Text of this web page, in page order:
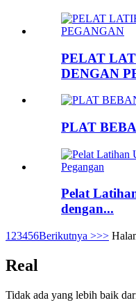
PELAT
DENGAN
PLAT
Pelat
dengan...
1 23456Berikutnya >>>
Real
Tidak ada yang lebih baik